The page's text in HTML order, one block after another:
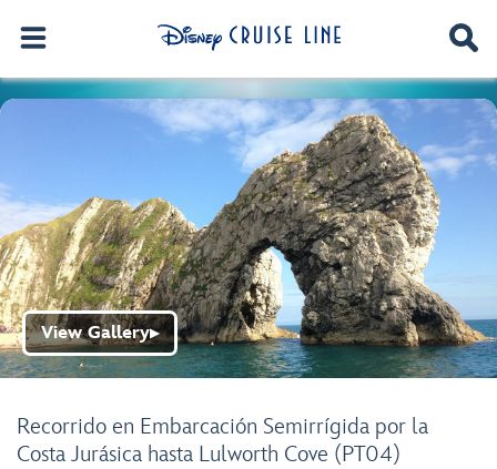
Recorrido en Embarcación Semirrígida por la
Costa Jurásica hasta Lulworth Cove (PT04)
View Gallery▶